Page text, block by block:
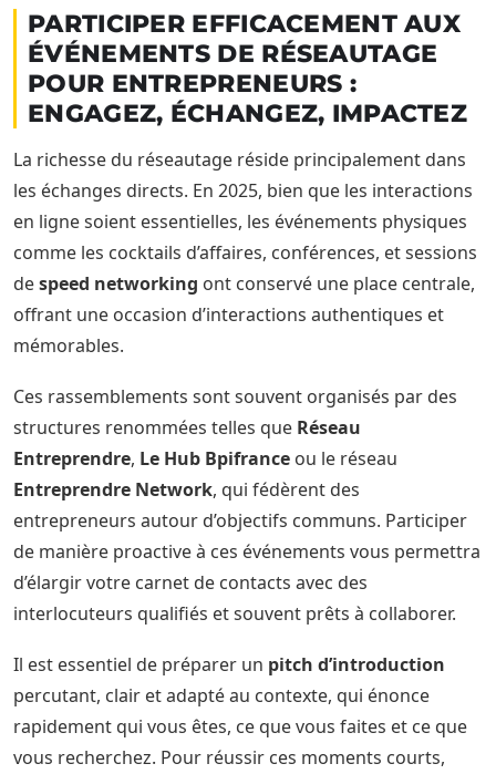
PARTICIPER EFFICACEMENT AUX
ÉVÉNEMENTS DE RÉSEAUTAGE
POUR ENTREPRENEURS :
ENGAGEZ, ÉCHANGEZ, IMPACTEZ
La richesse du réseautage réside principalement dans
les échanges directs. En 2025, bien que les interactions
en ligne soient essentielles, les événements physiques
comme les cocktails d’affaires, conférences, et sessions
despeed networking ont conservé une place centrale,
offrant une occasion d’interactions authentiques et
mémorables.
Ces rassemblements sont souvent organisés par des
structures renommées telles que Réseau
Entreprendre, Le Hub Bpifrance ou le réseau
Entreprendre Network, qui fédèrent des
entrepreneurs autour d’objectifs communs. Participer
de manière proactive à ces événements vous permettra
d’élargir votre carnet de contacts avec des
interlocuteurs qualifiés et souvent prêts à collaborer.
Il est essentiel de préparer un pitch d’introduction
percutant, clair et adapté au contexte, qui énonce
rapidement qui vous êtes, ce que vous faites et ce que
vous recherchez. Pour réussir ces moments courts,